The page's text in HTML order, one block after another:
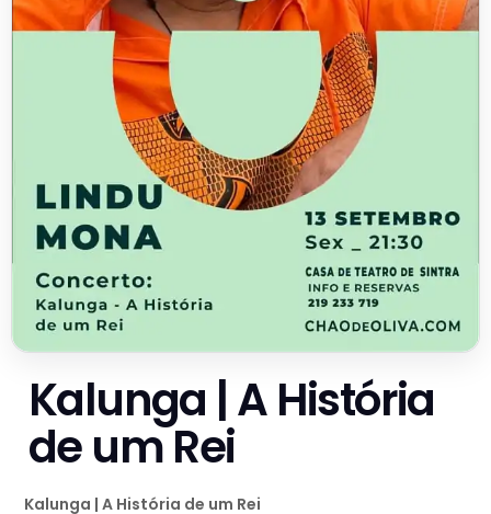
Kalunga | A História
de um Rei
Kalunga | A História de um Rei